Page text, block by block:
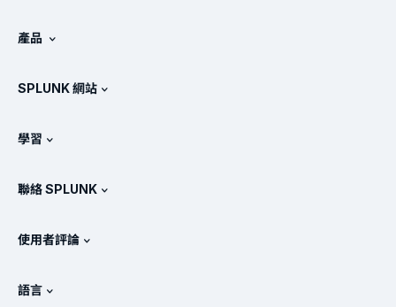
Splunk 的比較
相關新聞
Splunk 保護措施
SURGe
產品
產品定價
檢視所有產品
SPLUNK 網站
訓練和認證
Splunk 商店
學習
OpenTelemetry：簡介
SOC 的指標
聯絡 SPLUNK
使用者評論
語言